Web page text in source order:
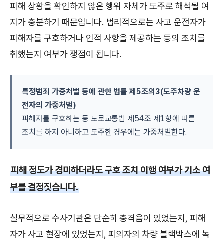
피해 상황을 확인하지 않은 행위 자체가 도주로 해석될 여
지가 충분하기 때문입니다. 법리적으로는 사고 운전자가
피해자를 구호하거나 인적 사항을 제공하는 등의 조치를
취했는지 여부가 쟁점이 됩니다.
특정범죄 가중처벌 등에 관한 법률 제5조의3(도주차량 운
전자의 가중처벌)
피해자를 구호하는 등 도로교통법 제54조 제1항에 따른
조치를 하지 아니하고 도주한 경우에는 가중처벌한다.
피해 정도가 경미하더라도 구호 조치 이행 여부가 기소 여
부를 결정짓습니다.
실무적으로 수사기관은 단순히 충격음이 있었는지, 피해
자가 사고 현장에 있었는지, 피의자의 차량 블랙박스에 녹